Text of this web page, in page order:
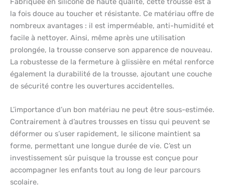
la fois douce au toucher et résistante. Ce matériau offre de
nombreux avantages : il est imperméable, anti-humidité et
facile à nettoyer. Ainsi, même après une utilisation
prolongée, la trousse conserve son apparence de nouveau.
La robustesse de la fermeture à glissière en métal renforce
également la durabilité de la trousse, ajoutant une couche
de sécurité contre les ouvertures accidentelles.
L’importance d’un bon matériau ne peut être sous-estimée.
Contrairement à d’autres trousses en tissu qui peuvent se
déformer ou s’user rapidement, le silicone maintient sa
forme, permettant une longue durée de vie. C’est un
investissement sûr puisque la trousse est conçue pour
accompagner les enfants tout au long de leur parcours
scolaire.